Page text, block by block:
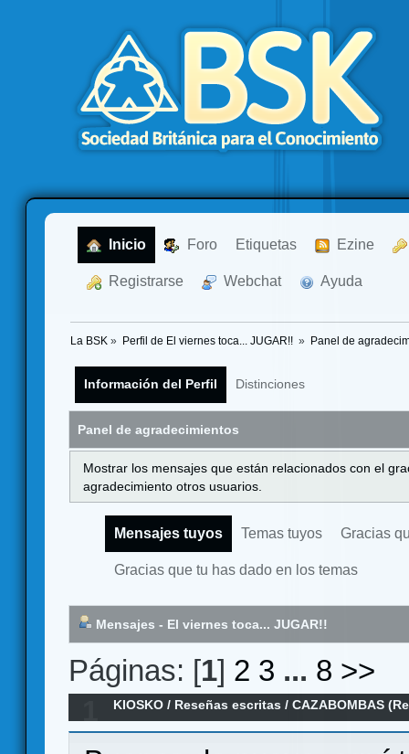
Inicio Foro Etiquetas Ezine
Registrarse Webchat Ayuda
La BSK » Perfil de El viernes toca... JUGAR!! » Panel de
Información del Perfil Distinciones
Panel de agradecimientos
Mostrar los mensajes que están relacionados con el
agradecimiento otros usuarios.
Mensajes tuyos Temas tuyos Gracias
Gracias que tu has dado en los temas
Mensajes - El viernes toca... JUGAR!!
Páginas: [1] 2 3 ... 8 >>
KIOSKO / Reseñas escritas /CAZABOMBAS